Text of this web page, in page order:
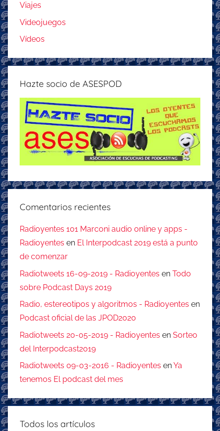
Viajes
Videojuegos
Vídeos
Hazte socio de ASESPOD
Comentarios recientes
Radioyentes 101 Marconi audio online y apps -
Radioyentes en El Interpodcast 2019 está a punto
de comenzar
Radiotweets 16-09-2019 - Radioyentes en Todo
sobre Podcast Days 2019
Radio, estereotipos y algoritmos - Radioyentes en
Podcast oficial de las JPOD2020
Radiotweets 20-05-2019 - Radioyentes en Sorteo
del Interpodcast2019
Radiotweets 09-03-2016 - Radioyentes enYa
tenemos El podcast del mes
Todos los artículos